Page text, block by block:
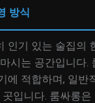
방식
인기 있는 술집의
시는 공간입니다.
에 적합하며, 일반
입니다. 룸싸롱은